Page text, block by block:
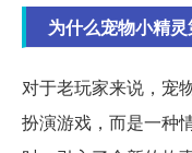
为什么宠物小精
对于老玩家来说，宠
扮演游戏，而是一种